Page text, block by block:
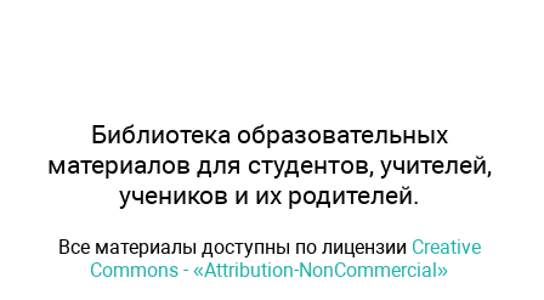
Библиотека образовательных
материалов для студентов, учителей,
учеников и их родителей.
Все материалы доступны по лицензии Creative
Commons - «Attribution-NonCommercial»